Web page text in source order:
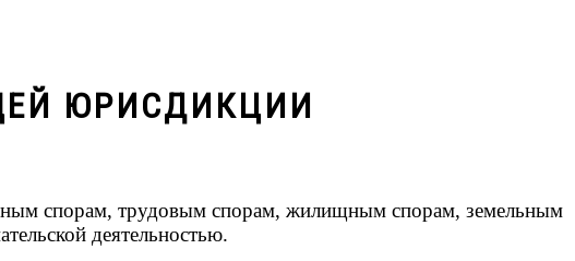
ЮРИСДИКЦИИ
спорам, трудовым спорам, жилищным спорам, земельным
деятельностью.